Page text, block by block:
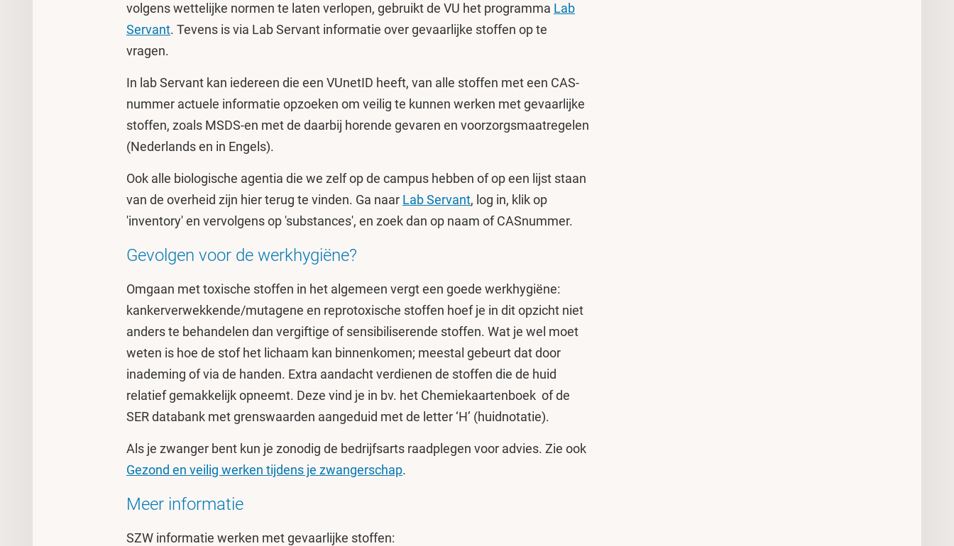
volgens wettelijke normen te laten verlopen, gebruikt de VU het programma Lab
Servant. Tevens is via Lab Servant informatie over gevaarlijke stoffen op te
vragen.
In lab Servant kan iedereen die een VUnetID heeft, van alle stoffen met een CAS-
nummer actuele informatie opzoeken om veilig te kunnen werken met gevaarlijke
stoffen, zoals MSDS-en met de daarbij horende gevaren en voorzorgsmaatregelen
(Nederlands en in Engels).
Ook alle biologische agentia die we zelf op de campus hebben of op een lijst staan
van de overheid zijn hier terug te vinden. Ga naar Lab Servant, log in, klik op
'inventory' en vervolgens op 'substances', en zoek dan op naam of CASnummer.
Gevolgen voor de werkhygiëne?
Omgaan met toxische stoffen in het algemeen vergt een goede werkhygiëne:
kankerverwekkende/mutagene en reprotoxische stoffen hoef je in dit opzicht niet
anders te behandelen dan vergiftige of sensibiliserende stoffen. Wat je wel moet
weten is hoe de stof het lichaam kan binnenkomen; meestal gebeurt dat door
inademing of via de handen. Extra aandacht verdienen de stoffen die de huid
relatief gemakkelijk opneemt. Deze vind je in bv. het Chemiekaartenboek of de
SER databank met grenswaarden aangeduid met de letter ‘H’ (huidnotatie).
Als je zwanger bent kun je zonodig de bedrijfsarts raadplegen voor advies. Zie ook
Gezond en veilig werken tijdens je zwangerschap.
Meer informatie
SZW informatie werken met gevaarlijke stoffen: